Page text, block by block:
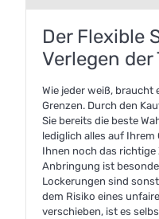
Der Flexible
Verlegen
Wie jeder weiß, braucht
Grenzen. Durch den
Sie bereits die beste
lediglich alles auf
Ihnen noch das richtige
Anbringung ist
Lockerungen sind
dem Risiko eines
verschieben, ist es